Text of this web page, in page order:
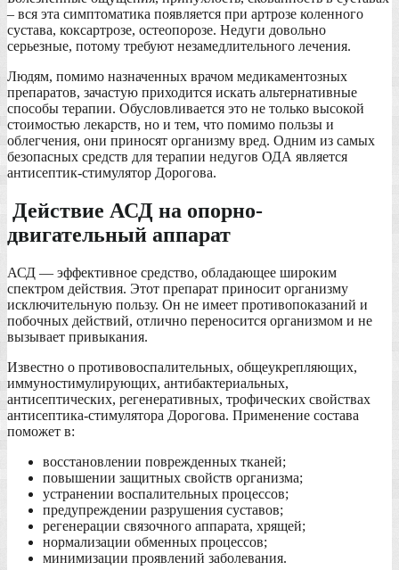
– вся эта симптоматика появляется при артрозе коленного
сустава, коксартрозе, остеопорозе. Недуги довольно
серьезные, потому требуют незамедлительного лечения.
Людям, помимо назначенных врачом медикаментозных
препаратов, зачастую приходится искать альтернативные
способы терапии. Обусловливается это не только высокой
стоимостью лекарств, но и тем, что помимо пользы и
облегчения, они приносят организму вред. Одним из самых
безопасных средств для терапии недугов ОДА является
антисептик-стимулятор Дорогова.
Действие АСД на опорно-
двигательный аппарат
АСД — эффективное средство, обладающее широким
спектром действия. Этот препарат приносит организму
исключительную пользу. Он не имеет противопоказаний и
побочных действий, отлично переносится организмом и не
вызывает привыкания.
Известно о противовоспалительных, общеукрепляющих,
иммуностимулирующих, антибактериальных,
антисептических, регенеративных, трофических свойствах
антисептика-стимулятора Дорогова. Применение состава
поможет в:
восстановлении поврежденных тканей;
повышении защитных свойств организма;
устранении воспалительных процессов;
предупреждении разрушения суставов;
регенерации связочного аппарата, хрящей;
нормализации обменных процессов;
минимизации проявлений заболевания.